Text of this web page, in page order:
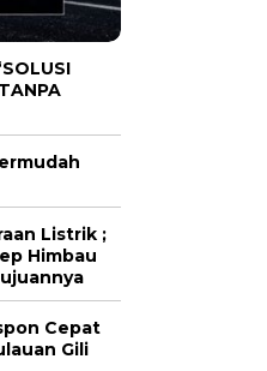
Listrik ;
Himbau
Cepat
Gili